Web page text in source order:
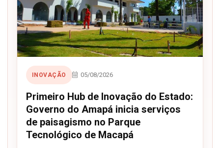
INOVAÇÃO 05/08/2026
Primeiro Hub de Inovação do Estado:
Governo do Amapá inicia serviços
de paisagismo no Parque
Tecnológico de Macapá